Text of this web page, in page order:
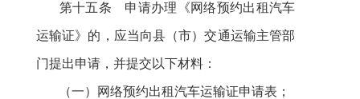
第十五条 申请办理《网络预约出租汽车
运输证》的，应当向县（市）交通运输主管部
门提出申请，并提交以下材料：
（一）网络预约出租汽车运输证申请表；